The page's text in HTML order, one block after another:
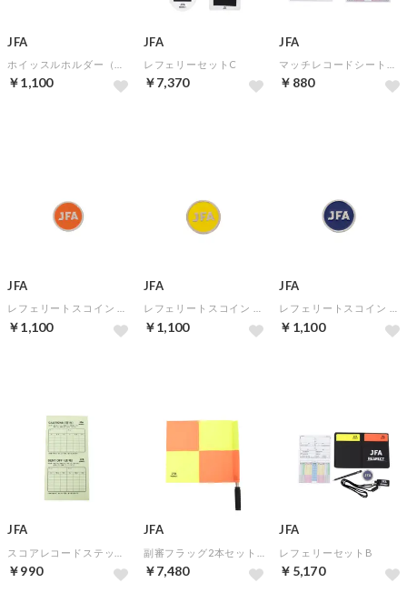
JFA
￥1,100
JFA
レフェリーセットC
￥7,370
JFA
￥880
JFA
￥1,100
JFA
￥1,100
JFA
￥1,100
JFA
￥990
JFA
￥7,480
JFA
レフェリーセットB
￥5,170